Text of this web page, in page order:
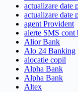
actualizare date
actualizare date
agent Provident
alerte SMS cont
Alior Bank
Alo 24 Banking
alocatie copil
Alpha Bank
Alpha Bank
Altex